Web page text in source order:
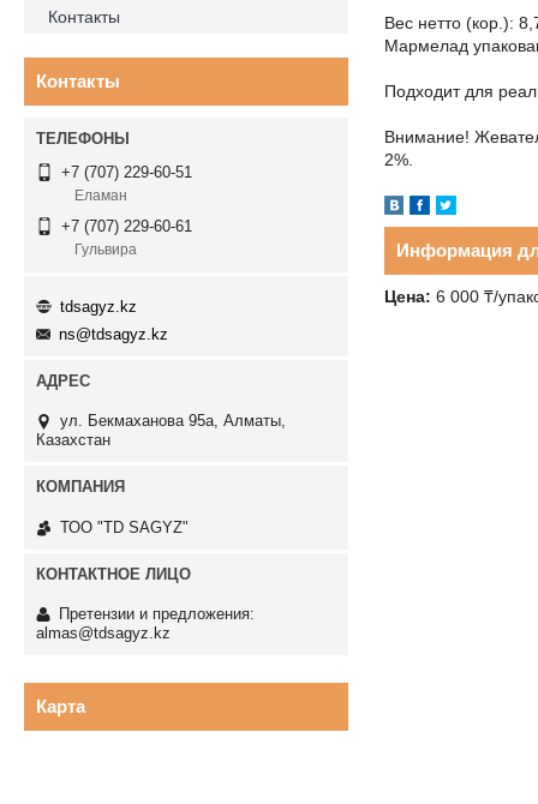
Вес нетто (кор.):
Мармелад
Подходит для
Внимание!
2%.
Информация
Цена: 6 000 ₸/
Контакты
Контакты
+7 (707) 229-60-51
Еламан
+7 (707) 229-60-61
Гульвира
tdsagyz.kz
ns@tdsagyz.kz
ул. Бекмаханова 95а, Алматы,
Казахстан
ТОО "TD SAGYZ"
Претензии и предложения:
almas@tdsagyz.kz
Карта